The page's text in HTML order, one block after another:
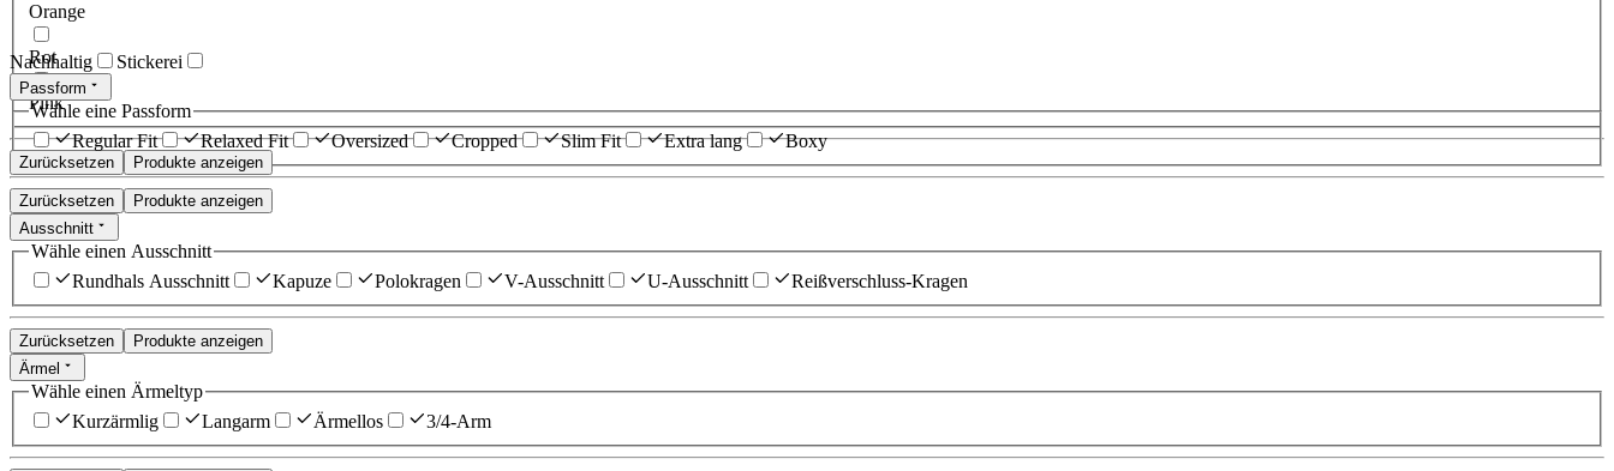
Orange
Rot
Pink
Zurücksetzen Produkte anzeigen
Nachhaltig Stickerei
Passform
Wähle eine Passform
Regular Fit
Relaxed Fit Oversized Cropped Slim Fit Extra lang Boxy
Zurücksetzen
Produkte anzeigen
Ausschnitt
Wähle einen Ausschnitt
Rundhals Ausschnitt
Kapuze Polokragen V-Ausschnitt U-Ausschnitt Reißverschluss-Kragen
Zurücksetzen
Produkte anzeigen
Ärmel
Wähle einen Ärmeltyp
Kurzärmlig
Langarm Ärmellos 3/4-Arm